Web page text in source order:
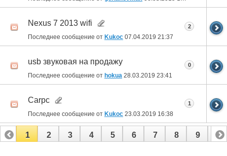
Nexus 7 2013 wifi
Последнее сообщение от Kukoc 07.04.2019 21:37
2
usb звуковая на продажу
Последнее сообщение от hokua 28.03.2019 23:41
0
Carpc
Последнее сообщение от Kukoc 23.03.2019 16:38
1
1 2 3 4 5 6 7 8 9 10